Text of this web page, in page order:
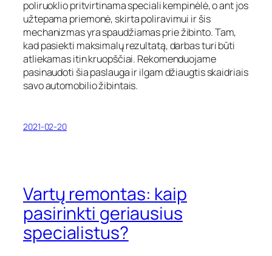
poliruoklio pritvirtinama speciali kempinėlė, o ant jos
užtepama priemonė, skirta poliravimui ir šis
mechanizmas yra spaudžiamas prie žibinto. Tam,
kad pasiekti maksimalų rezultatą, darbas turi būti
atliekamas itin kruopščiai. Rekomenduojame
pasinaudoti šia paslauga ir ilgam džiaugtis skaidriais
savo automobilio žibintais.
2021-02-20
Vartų remontas: kaip
pasirinkti geriausius
specialistus?